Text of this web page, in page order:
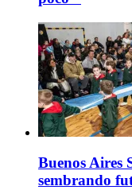
Buenos Aires
sembrando